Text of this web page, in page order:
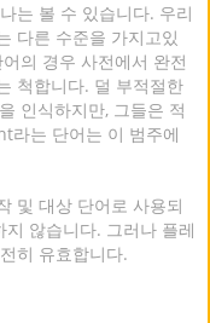
나는 볼 수 있습니다. 우리
다른 수준을 가지고있
의 경우 사전에서 완전
척합니다. 덜 부적절한
인식하지만, 그들은 적
라는 단어는 이 범주에
및 대상 단어로 사용되
않습니다. 그러나 플레
히 유효합니다.